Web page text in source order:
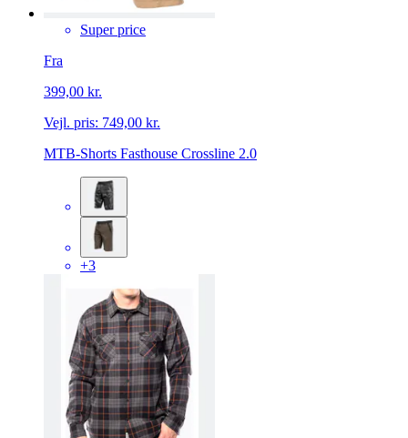
Super price
Fra
399,00 kr.
Vejl. pris: 749,00 kr.
MTB-Shorts Fasthouse Crossline 2.0
+3